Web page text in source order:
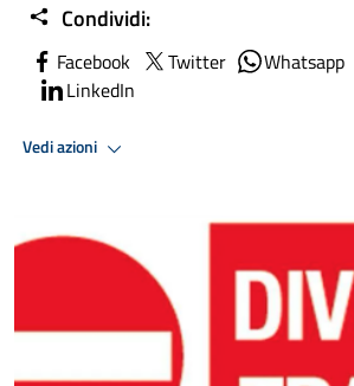
Condividi:
Facebook Twitter Whatsapp
LinkedIn
Vedi azioni